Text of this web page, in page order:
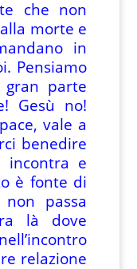
che non
morte e
in
Pensiamo
parte
Gesù no!
vale a
benedire
incontra e
è fonte di
passa
là dove
relazione